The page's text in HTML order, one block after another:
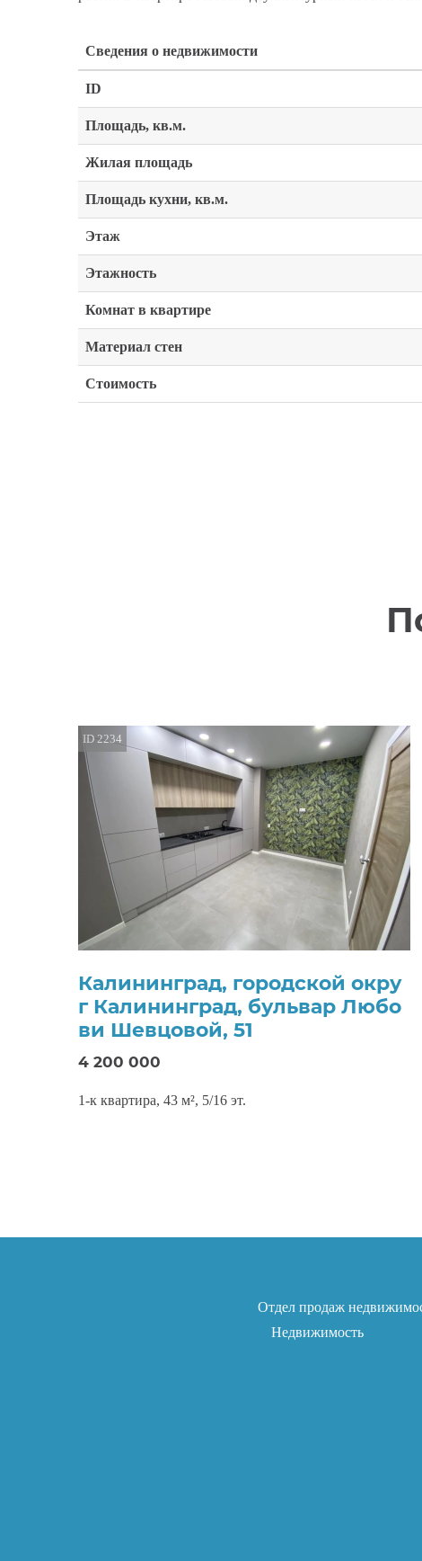
Сведения о недвижимости
ID
Площадь, кв.м.
Жилая площадь
Площадь кухни, кв.м.
Этаж
Этажность
Комнат в квартире
Материал стен
Стоимость
ID 2234
Калининград, городской окру
г Калининград, бульвар Любо
ви Шевцовой, 51
4 200 000
1-к квартира, 43 м², 5/16 эт.
Отдел продаж
Недвижимость